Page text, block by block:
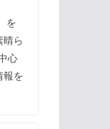
を
ら
心
報を